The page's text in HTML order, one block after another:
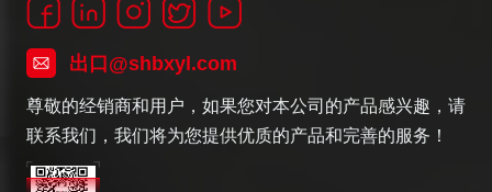
出口@shbxyl.com
尊敬的经销商和用户，如果您对本公司的产品感兴趣，请
联系我们，我们将为您提供优质的产品和完善的服务！